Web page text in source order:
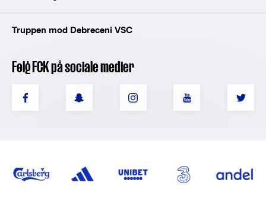
Truppen mod Debreceni VSC
Følg FCK på sociale medier